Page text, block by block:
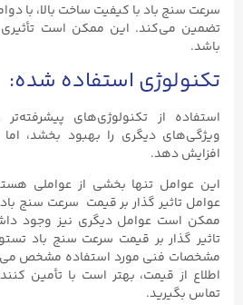
سرعت سنج باد با کیفیت ساخت بالا، با
تضمین می‌کند. این ممکن است
باشد.
تکنولوژی استفاده شده:
استفاده از تکنولوژی‌های
ویژگی‌های دیگری را بهبود بخشد،
افزایش دهد.
این عوامل تنها بخشی از عواملی
ممکن است عوامل دیگری نیز وجود
مشخصات فنی مورد استفاده مشخص
اطلاع از قیمت، بهتر است با تأمین
تماس بگیرید.